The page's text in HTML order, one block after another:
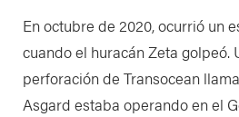
En octubre de 2020, ocurrió un
cuando el huracán Zeta golpeó.
perforación de Transocean
Asgard estaba operando en el